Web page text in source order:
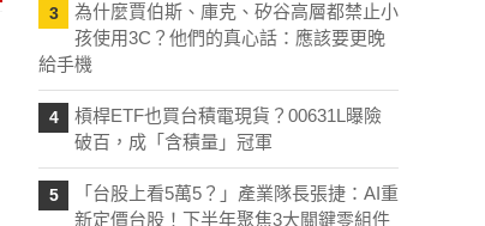
3
為什麼賈伯斯、庫克、矽谷高層都禁止小
孩使用3C？他們的真心話：應該要更晚
給手機
4
槓桿ETF也買台積電現貨？00631L曝險
破百，成「含積量」冠軍
5
「台股上看5萬5？」產業隊長張捷：AI重
新定價台股！下半年聚焦3大關鍵零組件